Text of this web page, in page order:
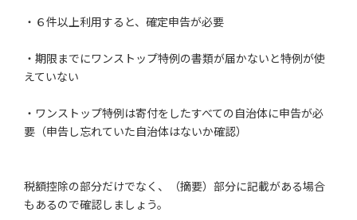
・６件以上利用すると、確定申告が必要
・期限までにワンストップ特例の書類が届かないと特例が使
えていない
・ワンストップ特例は寄付をしたすべての自治体に申告が必
要（申告し忘れていた自治体はないか確認）
税額控除の部分だけでなく、（摘要）部分に記載がある場合
もあるので確認しましょう。